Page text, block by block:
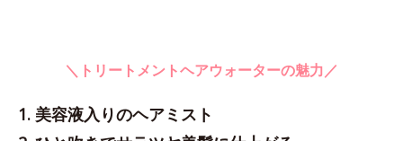
＼トリートメントヘアウォーターの魅力／
1. 美容液入りのヘアミスト